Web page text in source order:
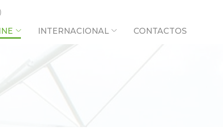
INTERNACIONAL CONTACTOS